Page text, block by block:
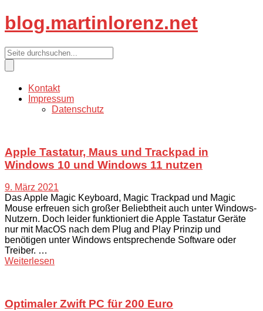
blog.martinlorenz.net
blog.martinlorenz.net
Kontakt
Impressum
Datenschutz
Apple Tastatur, Maus und Trackpad in
Windows 10 und Windows 11 nutzen
9. März 2021
Das Apple Magic Keyboard, Magic Trackpad und Magic
Mouse erfreuen sich großer Beliebtheit auch unter Windows-
Nutzern. Doch leider funktioniert die Apple Tastatur Geräte
nur mit MacOS nach dem Plug and Play Prinzip und
benötigen unter Windows entsprechende Software oder
Treiber. …
Weiterlesen
Optimaler Zwift PC für 200 Euro